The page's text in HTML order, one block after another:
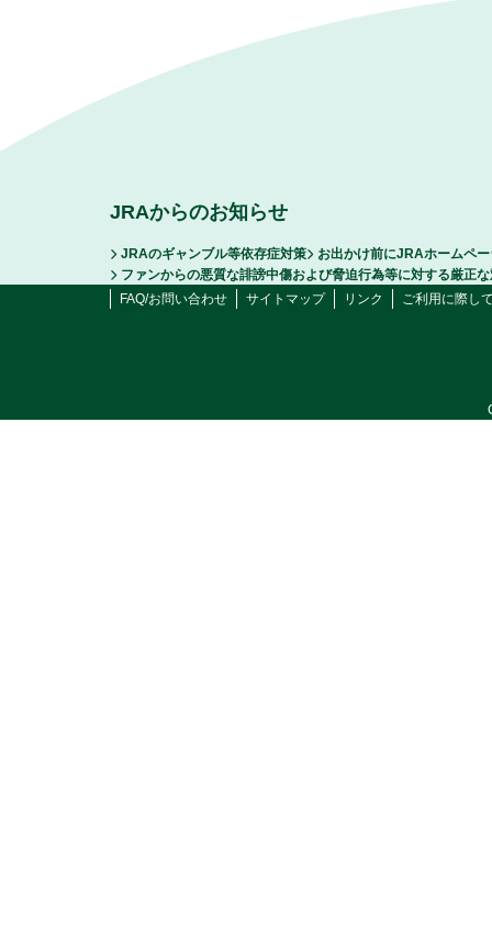
JRAからのお知らせ
JRAのギャンブル等依存症対策
お出かけ前にJRAホームペ
ファンからの悪質な誹謗中傷および脅迫行為等に対する厳正
FAQ/お問い合わせ
サイトマップ リンク ご利用に際し